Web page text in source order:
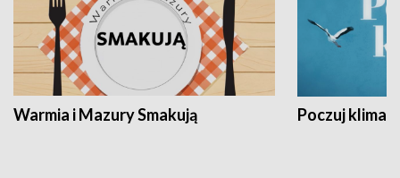
Warmia i Mazury Smakują Poczuj klimat